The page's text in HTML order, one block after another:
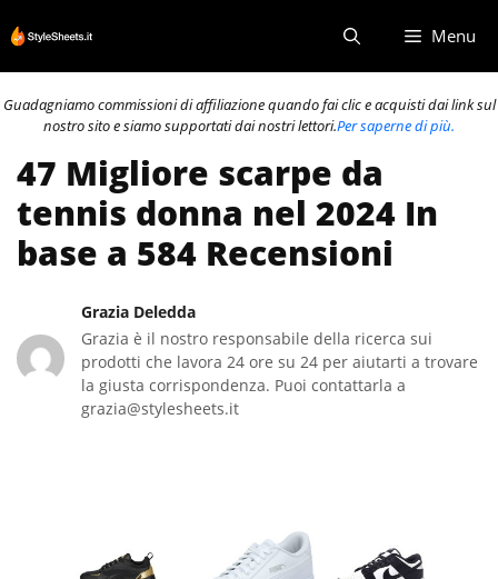
al
contenuto
Menu
Guadagniamo commissioni di affiliazione quando fai clic e acquisti dai link sul
nostro sito e siamo supportati dai nostri lettori.Per saperne di più.
47 Migliore scarpe da
tennis donna nel 2024 In
base a 584 Recensioni
Grazia Deledda
Grazia è il nostro responsabile della ricerca sui
prodotti che lavora 24 ore su 24 per aiutarti a trovare
la giusta corrispondenza. Puoi contattarla a
grazia@stylesheets.it